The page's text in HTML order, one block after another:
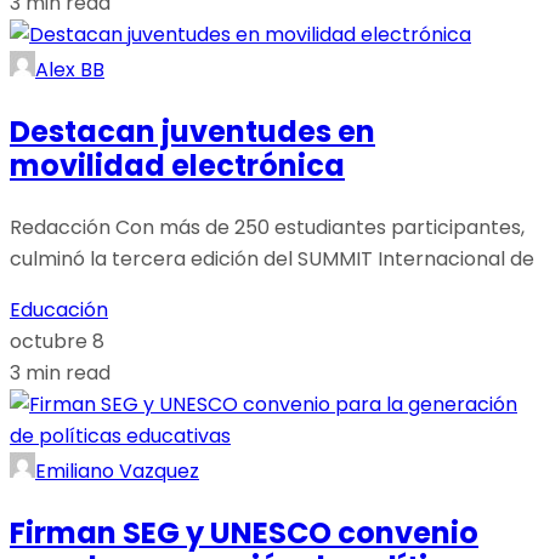
Alex BB
Destacan juventudes en
movilidad electrónica
Redacción Con más de 250 estudiantes participantes,
culminó la tercera edición del SUMMIT Internacional de
Educación
octubre 8
3 min read
Emiliano Vazquez
Firman SEG y UNESCO convenio